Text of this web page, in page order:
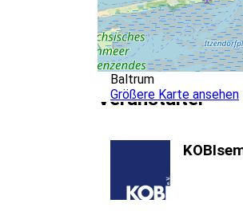
Baltrum
Größere Karte ansehen
Veranstalter